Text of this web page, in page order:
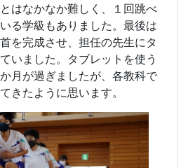
はなかなか難しく、１回跳べ
る学級もありました。最後は
を完成させ、担任の先生にタ
いました。タブレットを使う
月が過ぎましたが、各教科で
きたように思います。